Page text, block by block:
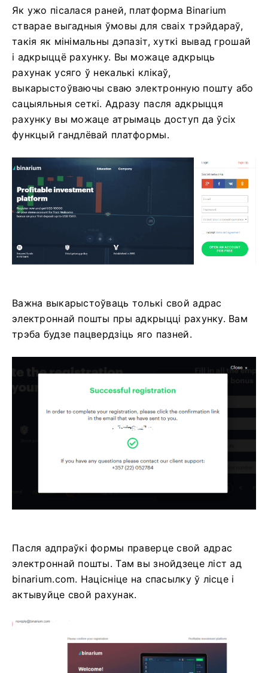
Як ужо пісалася раней, платформа Binarium
стварае выгадныя ўмовы для сваіх трэйдараў,
такія як мінімальны дэпазіт, хуткі вывад грошай
і адкрыццё рахунку. Вы можаце адкрыць
рахунак усяго ў некалькі клікаў,
выкарыстоўваючы сваю электронную пошту або
сацыяльныя сеткі. Адразу пасля адкрыцця
рахунку вы можаце атрымаць доступ да ўсіх
функцый гандлёвай платформы.
Важна выкарыстоўваць толькі свой адрас
электроннай пошты пры адкрыцці рахунку. Вам
трэба будзе пацвердзіць яго пазней.
Пасля адпраўкі формы праверце свой адрас
электроннай пошты. Там вы знойдзеце ліст ад
binarium.com. Націсніце на спасылку ў лісце і
актывуйце свой рахунак.